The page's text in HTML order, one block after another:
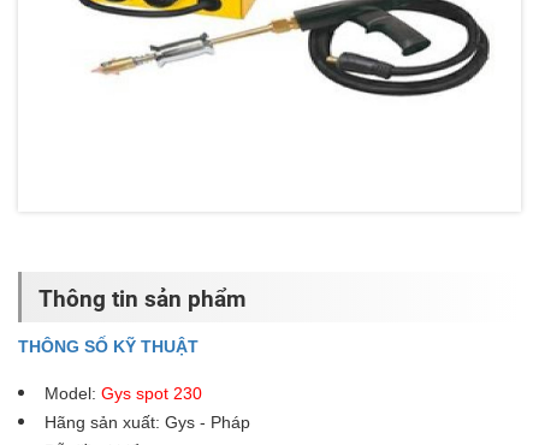
Thông tin sản phẩm
THÔNG SỐ KỸ THUẬT
Model: Gys spot 230
Hãng sản xuất: Gys - Pháp